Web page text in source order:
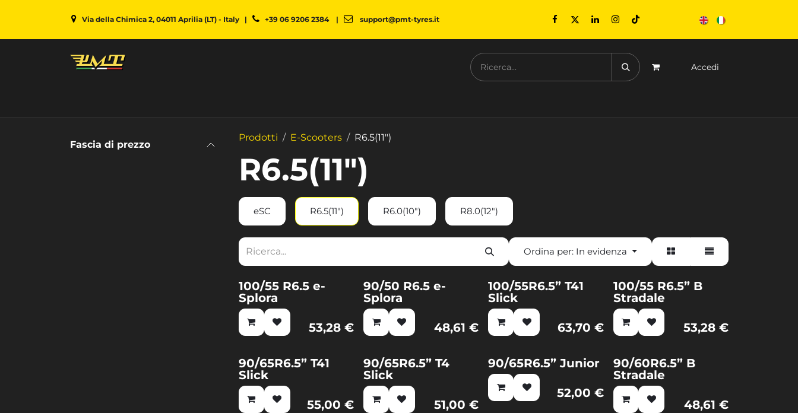
Via della Chimica 2, 04011 Aprilia (LT) - Italy| +39 06 9206 2384| support@pmt-tyres.it
Accedi
Fascia di prezzo
Prodotti E-Scooters R6.5(11")
R6.5(11")
eSC R6.5(11") R6.0(10") R8.0(12")
Ordina per: In evidenza
Nuovo!
100/55 R6.5 e-
Splora
53,28 €
Nuovo!
90/50 R6.5 e-
Splora
48,61 €
100/55R6.5” T41
Slick
63,70 €
100/55 R6.5” B
Stradale
53,28€
90/65R6.5” T41
Slick
55,00 €
90/65R6.5” T4
Slick
51,00 €
90/65R6.5” Junior
52,00 €
90/60R6.5” B
Stradale
48,61 €